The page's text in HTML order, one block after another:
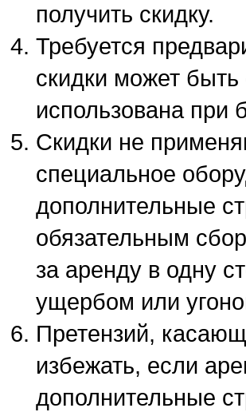
получить скидку.
Требуется
скидки может быть
использована при
Скидки не
специальное
дополнительные
обязательным
за аренду в одну
ущербом или
Претензий,
избежать, если
дополнительные